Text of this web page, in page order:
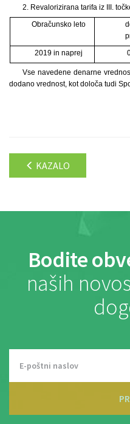
2. Revalorizirana tarifa iz III.
Obračunsko leto
2019 in naprej
Vse navedene denarne
dodano vrednost, kot določa tudi
KAZALO
Bodite
naših